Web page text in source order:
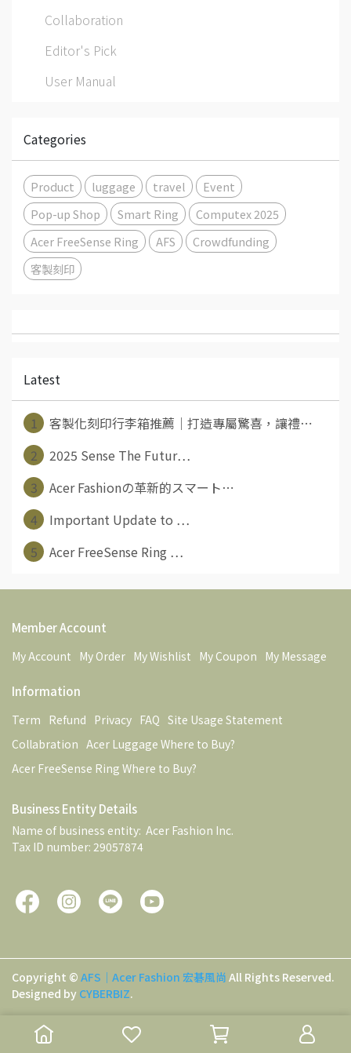
Collaboration
Editor's Pick
User Manual
Categories
Product luggage travel
Event
Pop-up Shop
Smart Ring
Computex 2025
Acer FreeSense Ring
AFS
Crowdfunding
客製刻印
Latest
1
客製化刻印行李箱推薦｜打造專屬驚喜，讓禮⋯
2
2025 Sense The Futur⋯
3
Acer Fashionの革新的スマート⋯
4
Important Update to ⋯
5
Acer FreeSense Ring ⋯
Member Account
My Account My Order My Wishlist My Coupon My Message
Information
Term Refund Privacy FAQ Site Usage Statement
Collabration Acer Luggage Where to Buy?
Acer FreeSense Ring Where to Buy?
Business Entity Details
Name of business entity:  Acer Fashion Inc.
Tax ID number: 29057874
Copyright © AFS｜Acer Fashion 宏碁風尚 All Rights Reserved.
Designed by CYBERBIZ.